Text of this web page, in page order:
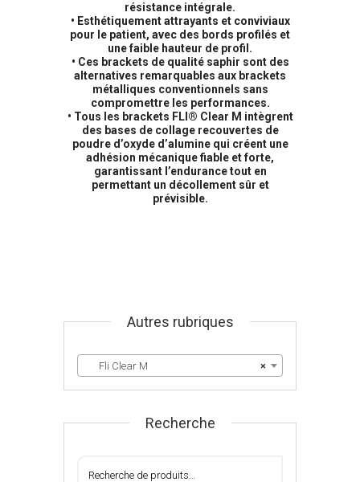
résistance intégrale.
• Esthétiquement attrayants et conviviaux
pour le patient, avec des bords profilés et
une faible hauteur de profil.
• Ces brackets de qualité saphir sont des
alternatives remarquables aux brackets
métalliques conventionnels sans
compromettre les performances.
• Tous les brackets FLI® Clear M intègrent
des bases de collage recouvertes de
poudre d’oxyde d’alumine qui créent une
adhésion mécanique fiable et forte,
garantissant l’endurance tout en
permettant un décollement sûr et
prévisible.
Autres rubriques
×
Fli Clear M
Recherche